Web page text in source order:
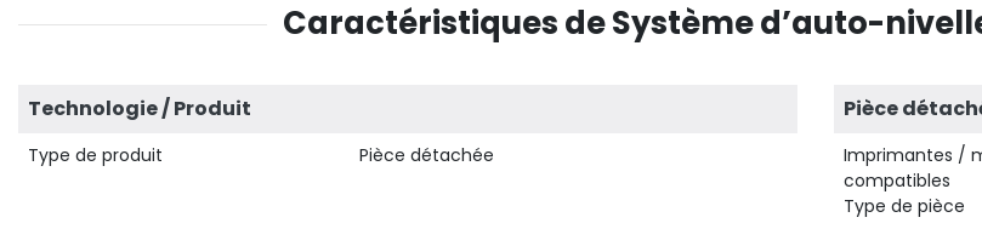
Caractéristiques de Système d’auto-
Technologie / Produit
Type de produit Pièce détachée
Pièce
Imprimantes /
compatibles
Type de pièce